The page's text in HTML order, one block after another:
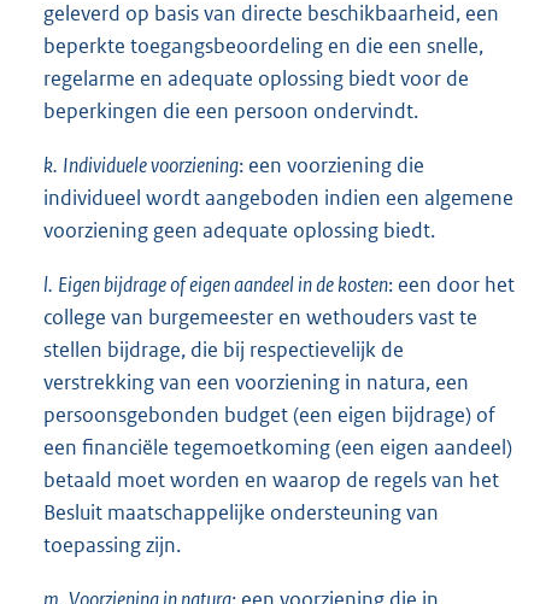
geleverd op basis van directe beschikbaarheid, een
beperkte toegangsbeoordeling en die een snelle,
regelarme en adequate oplossing biedt voor de
beperkingen die een persoon ondervindt.
k. Individuele voorziening: een voorziening die
individueel wordt aangeboden indien een algemene
voorziening geen adequate oplossing biedt.
l. Eigen bijdrage of eigen aandeel in de kosten: een door het
college van burgemeester en wethouders vast te
stellen bijdrage, die bij respectievelijk de
verstrekking van een voorziening in natura, een
persoonsgebonden budget (een eigen bijdrage) of
een financiële tegemoetkoming (een eigen aandeel)
betaald moet worden en waarop de regels van het
Besluit maatschappelijke ondersteuning van
toepassing zijn.